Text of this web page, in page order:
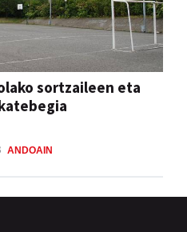
sortzaileen eta
ANDOAIN